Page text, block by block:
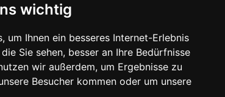
wichtig
um Ihnen ein besseres Internet-Erlebnis
Sie sehen, besser an Ihre Bedürfnisse
wir außerdem, um Ergebnisse zu
Besucher kommen oder um unsere
2025/26